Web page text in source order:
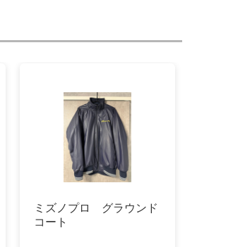
ミズノプロ グラウンド
コート